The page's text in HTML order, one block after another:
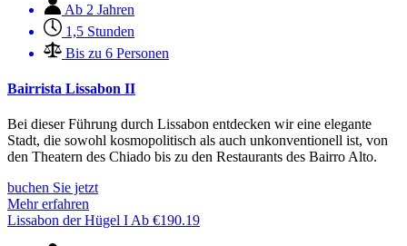
Ab 2 Jahren
1,5 Stunden
Bis zu 6 Personen
Bairrista Lissabon II
Bei dieser Führung durch Lissabon entdecken wir eine elegante
Stadt, die sowohl kosmopolitisch als auch unkonventionell ist, von
den Theatern des Chiado bis zu den Restaurants des Bairro Alto.
buchen Sie jetzt
Mehr erfahren
Lissabon der Hügel I Ab €190.19